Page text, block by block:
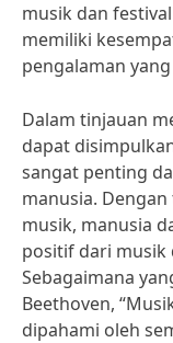
musik dan
memiliki
pengalaman
Dalam tinjauan
dapat
sangat penting
manusia.
musik, manusia
positif dari musik
Sebagaimana
Beethoven,
dipahami oleh